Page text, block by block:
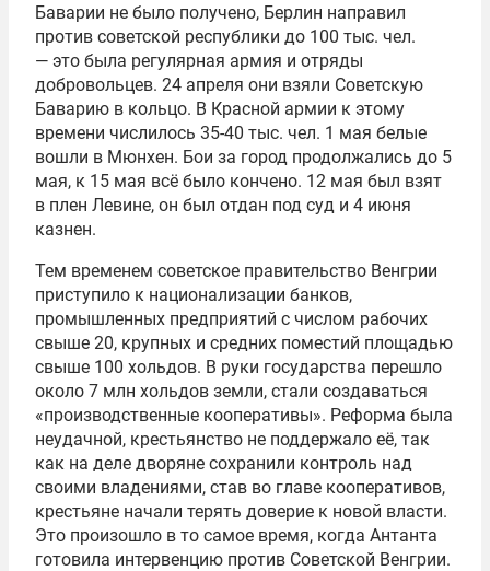
Баварии не было получено, Берлин направил
против советской республики до 100 тыс. чел.
— это была регулярная армия и отряды
добровольцев. 24 апреля они взяли Советскую
Баварию в кольцо. В Красной армии к этому
времени числилось 35-40 тыс. чел. 1 мая белые
вошли в Мюнхен. Бои за город продолжались до 5
мая, к 15 мая всё было кончено. 12 мая был взят
в плен Левине, он был отдан под суд и 4 июня
казнен.
Тем временем советское правительство Венгрии
приступило к национализации банков,
промышленных предприятий с числом рабочих
свыше 20, крупных и средних поместий площадью
свыше 100 хольдов. В руки государства перешло
около 7 млн хольдов земли, стали создаваться
«производственные кооперативы». Реформа была
неудачной, крестьянство не поддержало её, так
как на деле дворяне сохранили контроль над
своими владениями, став во главе кооперативов,
крестьяне начали терять доверие к новой власти.
Это произошло в то самое время, когда Антанта
готовила интервенцию против Советской Венгрии.